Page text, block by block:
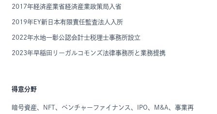
2017年経済産業省経済産業政策局入省
2019年EY新日本有限責任監査法人入所
2022年水地一彰公認会計士税理士事務所設立
2023年早稲田リーガルコモンズ法律事務所と業務提携
得意分野
暗号資産、NFT、ベンチャーファイナンス、IPO、M&A、事業再